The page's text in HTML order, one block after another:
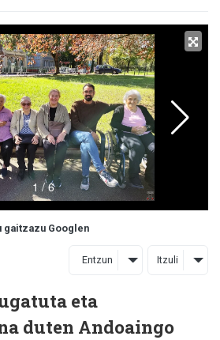
gaitzazu Googlen
Entzun Itzuli
eta
duten Andoaingo